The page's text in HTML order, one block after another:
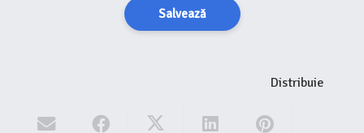
Salvează
Distribuie